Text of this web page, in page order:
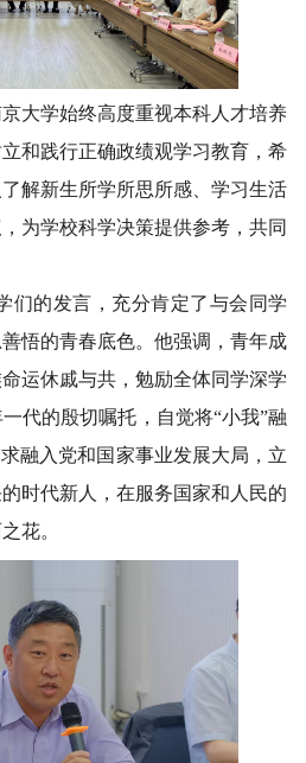
大学始终高度重视本科人才培养
和践行正确政绩观学习教育，希
解新生所学所思所感、学习生活
为学校科学决策提供参考，共同
们的发言，充分肯定了与会同学
悟的青春底色。他强调，青年成
运休戚与共，勉励全体同学深学
代的殷切嘱托，自觉将“小我”融
融入党和国家事业发展大局，立
时代新人，在服务国家和人民的
花。